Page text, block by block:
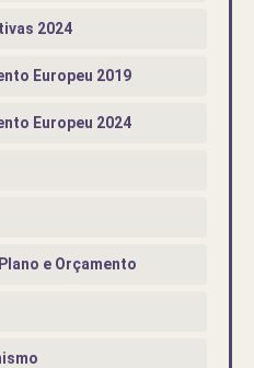
2024
Europeu 2019
Europeu 2024
e Orçamento